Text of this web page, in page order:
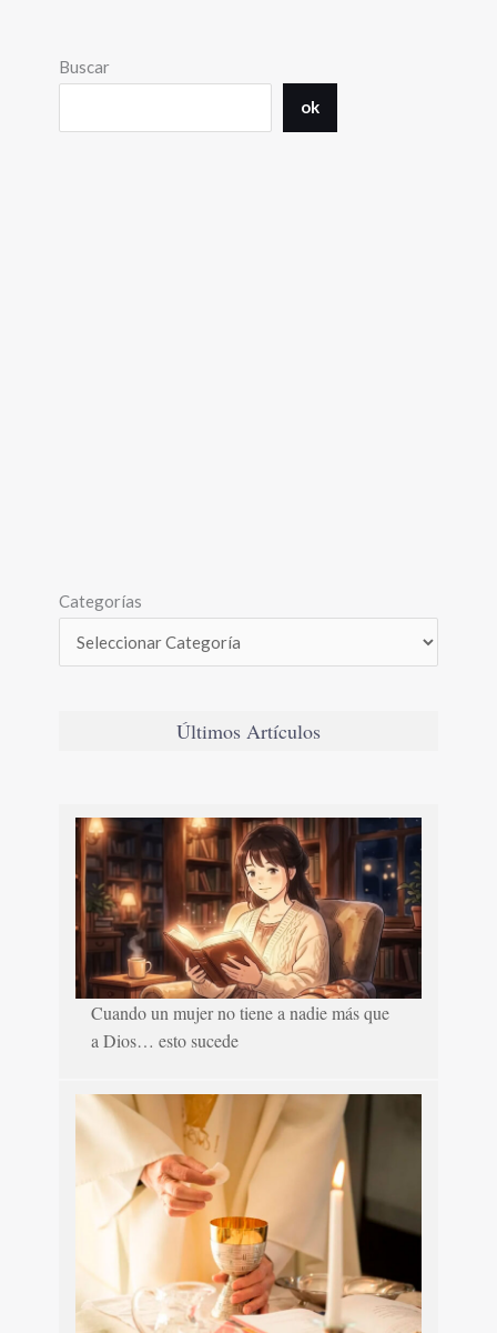
Buscar
ok
Categorías
Últimos Artículos
Cuando un mujer no tiene a nadie más que
a Dios… esto sucede